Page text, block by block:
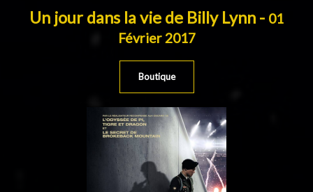
Un jour dans la vie de Billy Lynn - 01
Février 2017
Boutique